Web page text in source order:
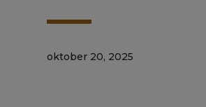
oktober 20, 2025